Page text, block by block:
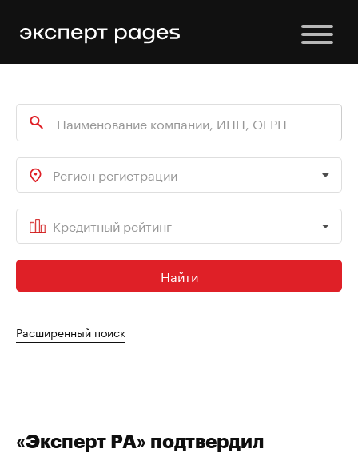
Регион регистрации
Кредитный рейтинг
Найти
Расширенный поиск
«Эксперт РА» подтвердил